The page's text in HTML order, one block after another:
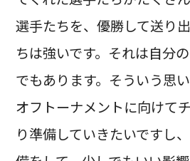
選手たちを、優勝して送り
ちは強いです。それは自分
でもあります。そういう思
オフトーナメントに向けて
り準備していきたいですし